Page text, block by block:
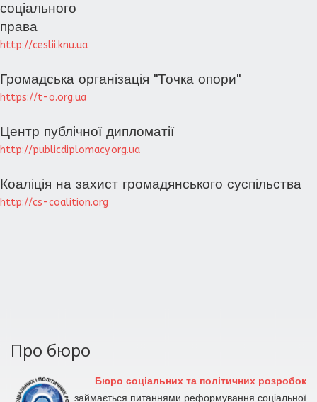
соціального
права
http://ceslii.knu.ua
Громадська організація "Точка опори"
https://t-o.org.ua
Центр публічної дипломатії
http://publicdiplomacy.org.ua
Коаліція на захист громадянського суспільства
http://cs-coalition.org
Про бюро
Бюро соціальних та політичних розробок
займається питаннями реформування соціальної